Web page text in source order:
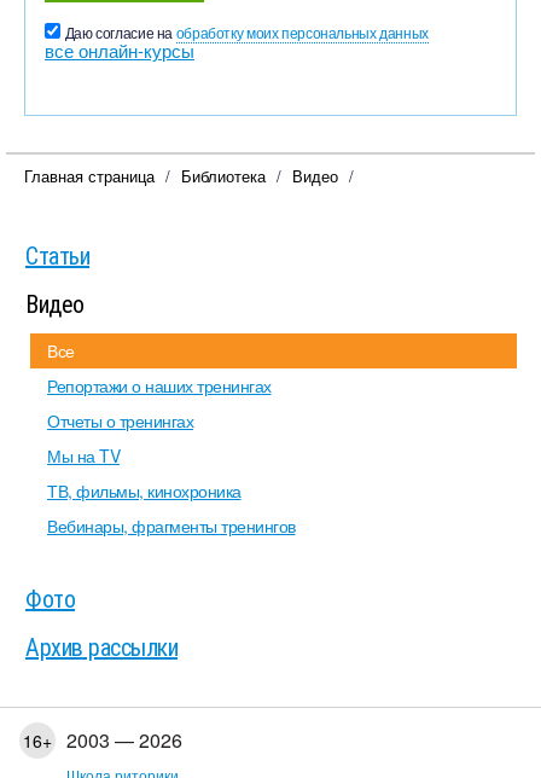
Даю согласие на обработку моих персональных данных
все онлайн-курсы
Главная страница Библиотека Видео
Статьи
Видео
Все
Репортажи о наших тренингах
Отчеты о тренингах
Мы на TV
ТВ, фильмы, кинохроника
Вебинары, фрагменты тренингов
Фото
Архив рассылки
16+ 2003 — 2026